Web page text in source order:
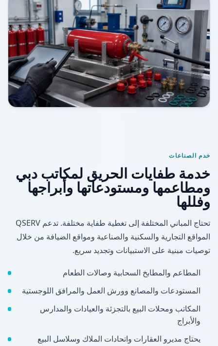
خدم الصناعات
خدمة طفايات الحريق لمكاتب دبي
ومطاعمها ومستودعاتها وأبراجها
وفللها
تحتاج المباني المختلفة إلى تغطية طفاية مختلفة. تدعم QSERV
المواقع التجارية والسكنية والصناعية ومواقع الضيافة من خلال
توصيات مبنية على الاستبيانات وتجديد سريع.
المطاعم والمطابخ السحابية وصالات الطعام
المستودعات والمصانع وورش العمل والمرافق اللوجستية
المكاتب ومحلات البيع بالتجزئة والعيادات والمدارس
والأبراج
يحتاج مديرو العقارات واتحادات الملاك وسلاسل البيع